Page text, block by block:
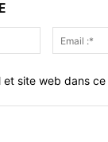
Nom
:*
et site web dans